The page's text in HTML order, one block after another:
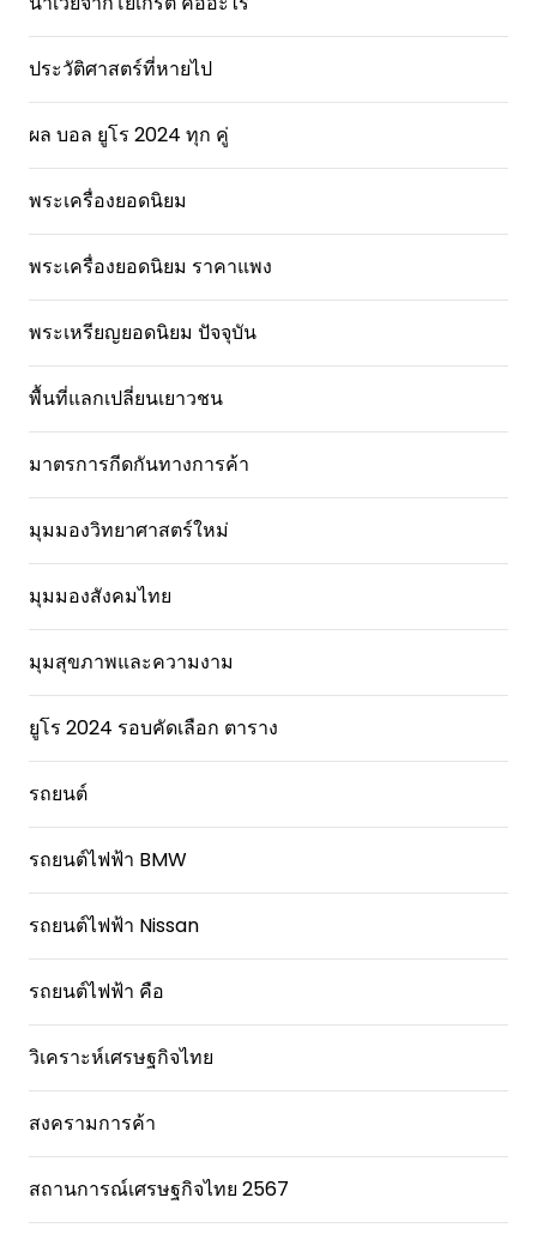
ประวัติศาสตร์ที่หายไป
ผล บอล ยูโร 2024 ทุก คู่
พระเครื่องยอดนิยม
พระเครื่องยอดนิยม ราคาแพง
พระเหรียญยอดนิยม ปัจจุบัน
พื้นที่แลกเปลี่ยนเยาวชน
มาตรการกีดกันทางการค้า
มุมมองวิทยาศาสตร์ใหม่
มุมมองสังคมไทย
มุมสุขภาพและความงาม
ยูโร 2024 รอบคัดเลือก ตาราง
รถยนต์
รถยนต์ไฟฟ้า BMW
รถยนต์ไฟฟ้า Nissan
รถยนต์ไฟฟ้า คือ
วิเคราะห์เศรษฐกิจไทย
สงครามการค้า
สถานการณ์เศรษฐกิจไทย 2567